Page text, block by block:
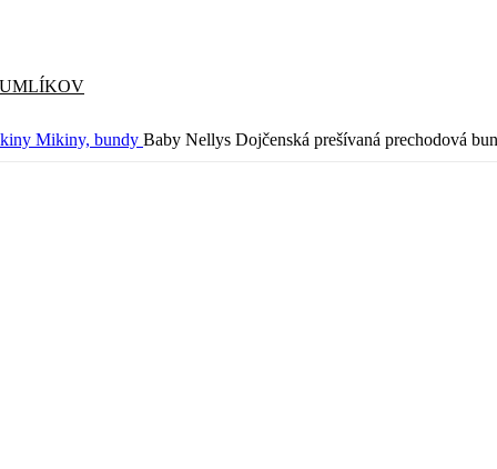
Mikiny, bundy Baby Nellys Dojčenská prešívaná prechodová